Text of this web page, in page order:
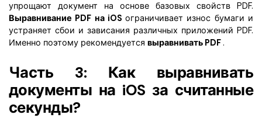
упрощают документ на основе базовых свойств PDF.
Выравнивание PDF на iOSограничивает износ бумаги и
устраняет сбои и зависания различных приложений PDF.
Именно поэтому рекомендуется выравнивать PDF .
Часть 3: Как выравнивать
документы на iOS за считанные
секунды?